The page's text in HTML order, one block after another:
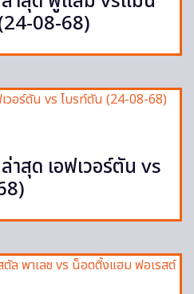
08-68)
าสุด เอฟเวอร์ตัน vs